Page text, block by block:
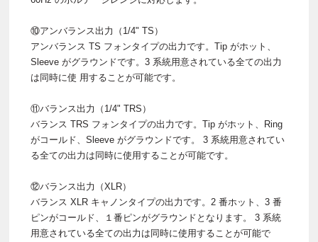
⑩アンバランス出力（1/4" TS）
アンバランス TS フォンタイプの出力です。Tip がホット、
Sleeve がグラウンドです。3 系統用意されている全ての出力
は同時に使 用することが可能です。
⑪バランス出力（1/4" TRS）
バランス TRS フォンタイプの出力です。Tip がホット、Ring
がコールド、Sleeve がグラウンドです。 3 系統用意されてい
る全ての出力は同時に使用することが可能です。
⑫バランス出力（XLR）
バランス XLR キャノンタイプの出力です。2 番ホット、3 番
ピンがコールド、１番ピンがグラウンドとなります。 3 系統
用意されている全ての出力は同時に使用することが可能で